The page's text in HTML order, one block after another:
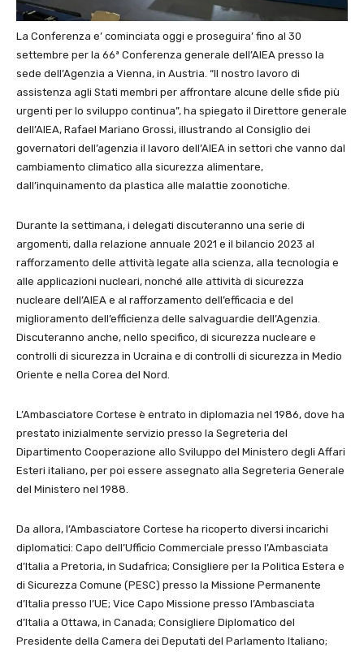
La Conferenza e’ cominciata oggi e proseguira’ fino al 30
settembre per la 66ª Conferenza generale dell’AIEA presso la
sede dell’Agenzia a Vienna, in Austria. “Il nostro lavoro di
assistenza agli Stati membri per affrontare alcune delle sfide più
urgenti per lo sviluppo continua”, ha spiegato il Direttore generale
dell’AIEA, Rafael Mariano Grossi, illustrando al Consiglio dei
governatori dell’agenzia il lavoro dell’AIEA in settori che vanno dal
cambiamento climatico alla sicurezza alimentare,
dall’inquinamento da plastica alle malattie zoonotiche.
Durante la settimana, i delegati discuteranno una serie di
argomenti, dalla relazione annuale 2021 e il bilancio 2023 al
rafforzamento delle attività legate alla scienza, alla tecnologia e
alle applicazioni nucleari, nonché alle attività di sicurezza
nucleare dell’AIEA e al rafforzamento dell’efficacia e del
miglioramento dell’efficienza delle salvaguardie dell’Agenzia.
Discuteranno anche, nello specifico, di sicurezza nucleare e
controlli di sicurezza in Ucraina e di controlli di sicurezza in Medio
Oriente e nella Corea del Nord.
L’Ambasciatore Cortese è entrato in diplomazia nel 1986, dove ha
prestato inizialmente servizio presso la Segreteria del
Dipartimento Cooperazione allo Sviluppo del Ministero degli Affari
Esteri italiano, per poi essere assegnato alla Segreteria Generale
del Ministero nel 1988.
Da allora, l’Ambasciatore Cortese ha ricoperto diversi incarichi
diplomatici: Capo dell’Ufficio Commerciale presso l’Ambasciata
d’Italia a Pretoria, in Sudafrica; Consigliere per la Politica Estera e
di Sicurezza Comune (PESC) presso la Missione Permanente
d’Italia presso l’UE; Vice Capo Missione presso l’Ambasciata
d’Italia a Ottawa, in Canada; Consigliere Diplomatico del
Presidente della Camera dei Deputati del Parlamento Italiano;